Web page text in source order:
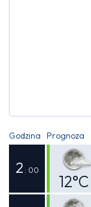
Godzina Prognoza
2 : 00
12°C